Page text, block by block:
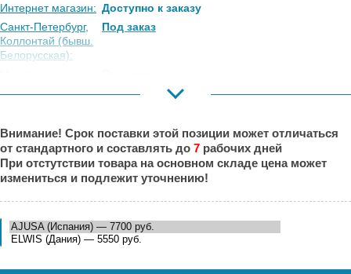
Интернет магазин: Доступно к заказу
Санкт-Петербург,
Коллонтай (бывш.
Белорусская):
Под заказ
Порт:
Великий Новгород: Под заказ
Краснодар:
Под заказ
Тверь:
Под заказ
Тюмень:
Под заказ
Челябинск:
Под заказ
Внимание! Срок поставки этой позиции может отличаться
от стандартного и составлять до 7 рабочих дней
При отстутствии товара на основном складе цена может
измениться и подлежит уточнению!